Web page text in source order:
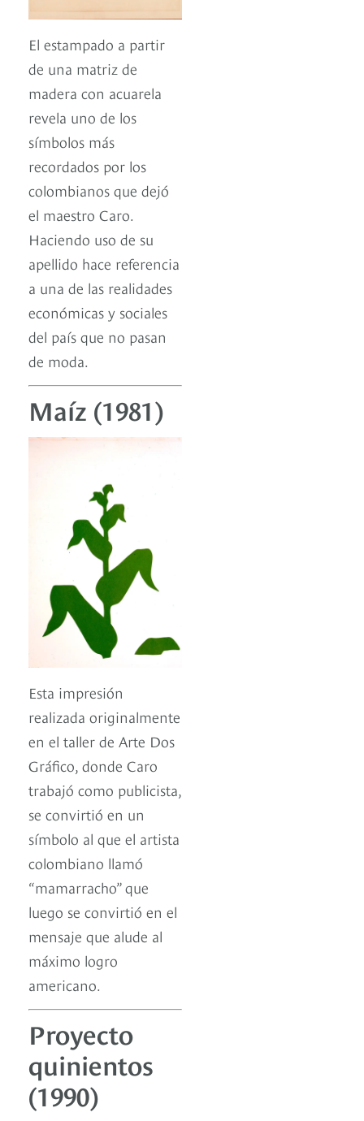
El estampado a partir
de una matriz de
madera con acuarela
revela uno de los
símbolos más
recordados por los
colombianos que dejó
el maestro Caro.
Haciendo uso de su
apellido hace referencia
a una de las realidades
económicas y sociales
del país que no pasan
de moda.
Maíz (1981)
Esta impresión
realizada originalmente
en el taller de Arte Dos
Gráfico, donde Caro
trabajó como publicista,
se convirtió en un
símbolo al que el artista
colombiano llamó
“mamarracho” que
luego se convirtió en el
mensaje que alude al
máximo logro
americano.
Proyecto
quinientos
(1990)